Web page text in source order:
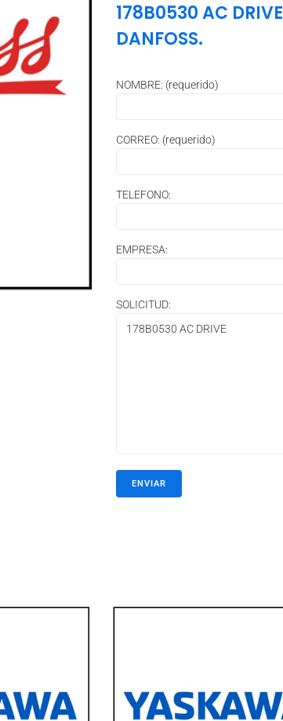
178B0530 AC DRIVE
DANFOSS.
NOMBRE: (requerido)
CORREO: (requerido)
TELEFONO:
EMPRESA:
SOLICITUD: